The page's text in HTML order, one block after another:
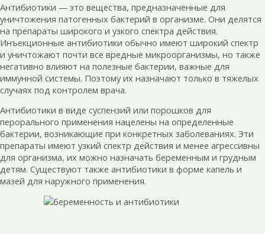
Антибиотики — это вещества, предназначенные для
уничтожения патогенных бактерий в организме. Они делятся
на препараты широкого и узкого спектра действия.
Инъекционные антибиотики обычно имеют широкий спектр
и уничтожают почти все вредные микроорганизмы, но также
негативно влияют на полезные бактерии, важные для
иммунной системы. Поэтому их назначают только в тяжелых
случаях под контролем врача.
Антибиотики в виде суспензий или порошков для
перорального применения нацелены на определенные
бактерии, возникающие при конкретных заболеваниях. Эти
препараты имеют узкий спектр действия и менее агрессивны
для организма, их можно назначать беременным и грудным
детям. Существуют также антибиотики в форме капель и
мазей для наружного применения.